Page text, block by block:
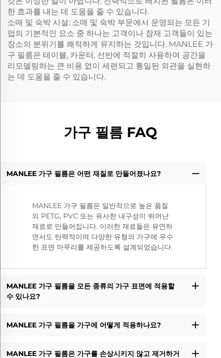
한 효과를 내는 데 도움을 줄 수 있습니다.
소매 및 숙박 시설: 소매 및 숙박 부문에서 운영되는 모든 기
업의 기본적인 요소 중 하나는 고객이나 잠재 고객들이 있는
장소의 분위기를 쾌적하게 유지하는 것입니다. MANLEE 가
구 필름은 테이블, 카운터, 선반에 적절히 사용하여 공간을
리모델링하는 큰 비용 없이 세련되고 통일된 외관을 실현하
는 데 도움을 줄 수 있습니다.
가구 필름 FAQ
MANLEE 가구 필름은 어떤 재질로 만들어졌나요?
MANLEE 가구 필름은 일반적으로 높은 품질
의 PETG, PVC 또는 유사한 내구성이 뛰어난
재료로 만들어집니다. 이러한 재료들은 유연하
면서도 탄력적이며 다양한 유형의 가구에 우수
한 표면 마무리를 제공하도록 설계되었습니다.
MANLEE 가구 필름을 모든 종류의 가구 표면에 적용할
수 있나요?
MANLEE 가구 필름을 가구에 어떻게 적용하나요?
MANLEE 가구 필름은 가구를 손상시키지 않고 제거하거